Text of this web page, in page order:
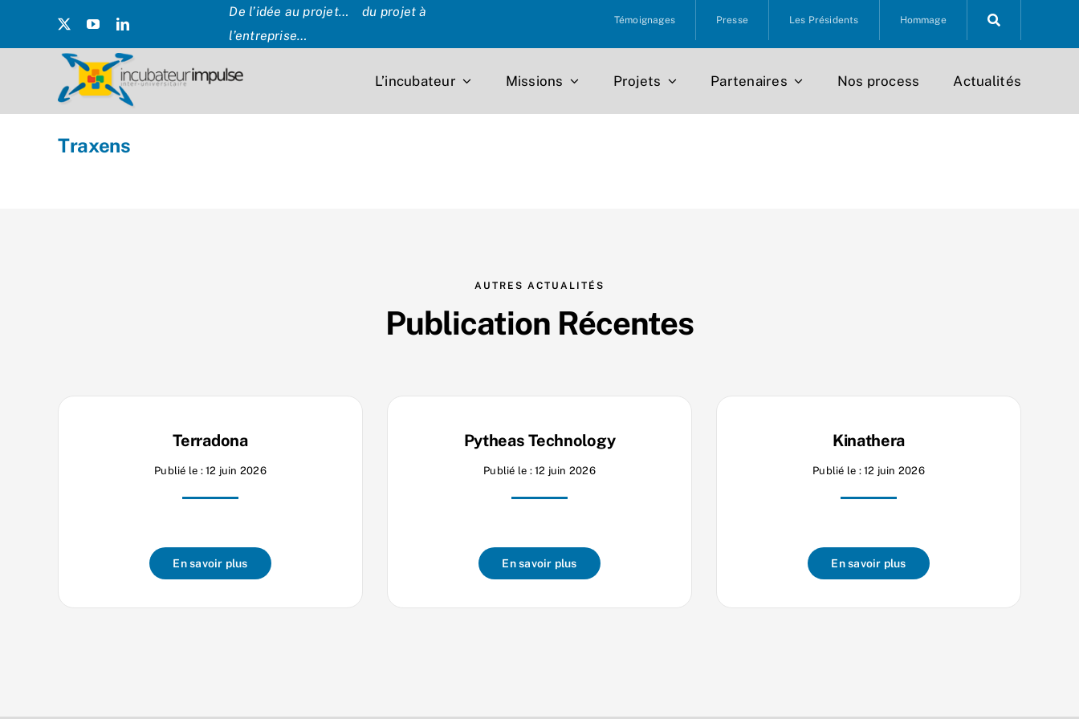
De l’idée au projet… du projet à
l’entreprise…
Témoignages Presse Les Présidents Hommage
L’incubateur Missions Projets Partenaires Nos process Actualités
Traxens
AUTRES ACTUALITÉS
Publication Récentes
Terradona
Publié le : 12 juin 2026
En savoir plus
Pytheas Technology
Publié le : 12 juin 2026
En savoir plus
Kinathera
Publié le : 12 juin 2026
En savoir plus